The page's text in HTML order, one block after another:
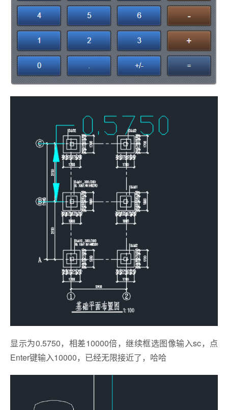
显示为0.5750，相差10000倍，继续框选图像输入sc，点
Enter键输入10000，已经无限接近了，哈哈